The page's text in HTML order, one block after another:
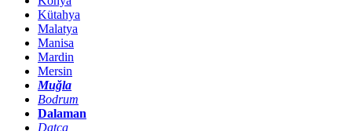
Kütahya
Malatya
Manisa
Mardin
Mersin
Muğla
Bodrum
Dalaman
Datça